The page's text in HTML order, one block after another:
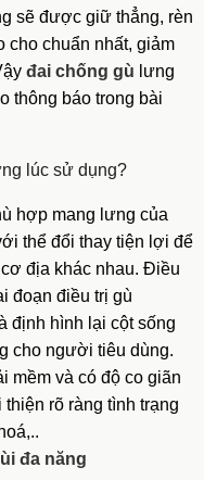
sẽ được giữ thẳng, rèn
cho chuẩn nhất, giảm
đai chống gù lưng
thông báo trong bài
lúc sử dụng?
hợp mang lưng của
thể đổi thay tiện lợi để
địa khác nhau. Điều
đoạn điều trị gù
định hình lại cột sống
cho người tiêu dùng.
mềm và có độ co giãn
rõ ràng tình trạng
đa năng